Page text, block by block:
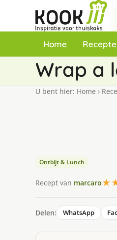
Home
Wrap a
U bent hier: Home ›
Ontbijt & Lunch
Recept van marcaro
Delen: WhatsApp